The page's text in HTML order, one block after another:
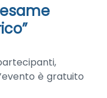
è gratuito